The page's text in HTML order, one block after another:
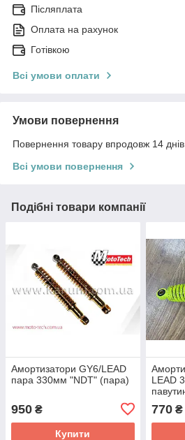
Післяплата
Оплата на рахунок
Готівкою
Всі умови оплати
Умови повернення
Повернення товару впродовж 14
Всі умови повернення
Подібні товари компанії
Амортизатори GY6/LEAD
пара 330мм "NDT" (пара)
950 ₴
Купити
LEAD
770₴